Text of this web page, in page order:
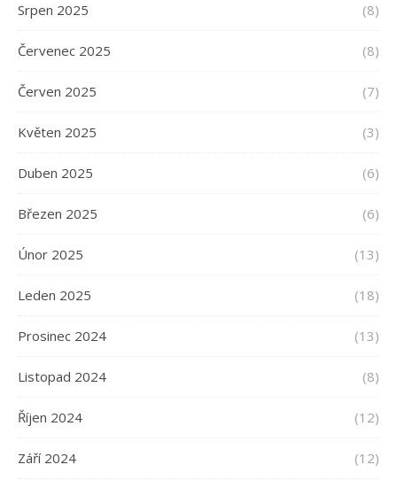
Srpen 2025 (8)
Červenec 2025 (8)
Červen 2025 (7)
Květen 2025 (3)
Duben 2025 (6)
Březen 2025 (6)
Únor 2025 (13)
Leden 2025 (18)
Prosinec 2024 (13)
Listopad 2024 (8)
Říjen 2024 (12)
Září 2024 (12)